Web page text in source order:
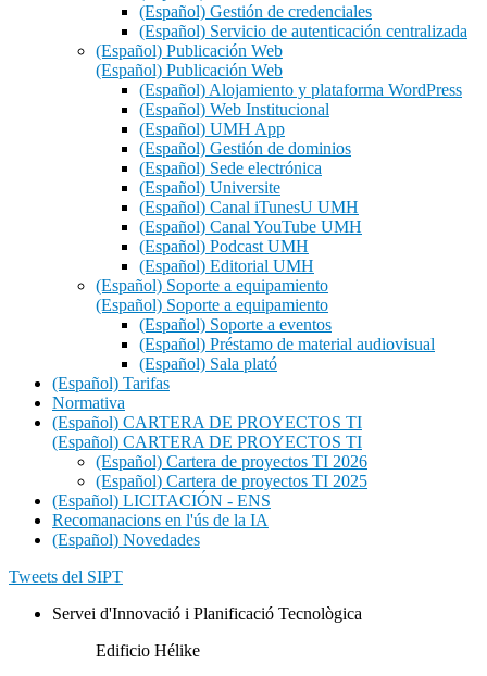
(Español) Gestión de credenciales
(Español) Servicio de autenticación centralizada
(Español) Publicación Web
(Español) Publicación Web
(Español) Alojamiento y plataforma WordPress
(Español) Web Institucional
(Español) UMH App
(Español) Gestión de dominios
(Español) Sede electrónica
(Español) Universite
(Español) Canal iTunesU UMH
(Español) Canal YouTube UMH
(Español) Podcast UMH
(Español) Editorial UMH
(Español) Soporte a equipamiento
(Español) Soporte a equipamiento
(Español) Soporte a eventos
(Español) Préstamo de material audiovisual
(Español) Sala plató
(Español) Tarifas
Normativa
(Español) CARTERA DE PROYECTOS TI
(Español) CARTERA DE PROYECTOS TI
(Español) Cartera de proyectos TI 2026
(Español) Cartera de proyectos TI 2025
(Español) LICITACIÓN - ENS
Recomanacions en l'ús de la IA
(Español) Novedades
Tweets del SIPT
Servei d'Innovació i Planificació Tecnològica
Edificio Hélike